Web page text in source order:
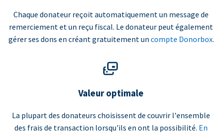
Chaque donateur reçoit automatiquement un message de
remerciement et un reçu fiscal. Le donateur peut également
gérer ses dons en créant gratuitement un compte Donorbox.
Valeur optimale
La plupart des donateurs choisissent de couvrir l'ensemble
des frais de transaction lorsqu'ils en ont la possibilité. En